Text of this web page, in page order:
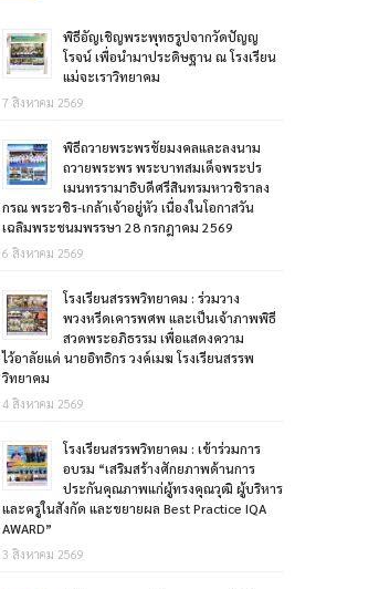
พิธีอัญเชิญพระพุทธรูปจากวัดปัญญ
โรจน์ เพื่อนำมาประดิษฐาน ณ โรงเรียน
แม่จะเราวิทยาคม
7 สิงหาคม 2569
พิธีถวายพระพรชัยมงคลและลงนาม
ถวายพระพร พระบาทสมเด็จพระปร
เมนทรรามาธิบดีศรีสินทรมหาวชิราลง
กรณ พระวชิร-เกล้าเจ้าอยู่หัว เนื่องในโอกาสวัน
เฉลิมพระชนมพรรษา 28 กรกฎาคม 2569
6 สิงหาคม 2569
โรงเรียนสรรพวิทยาคม : ร่วมวาง
พวงหรีดเคารพศพ และเป็นเจ้าภาพพิธี
สวดพระอภิธรรม เพื่อแสดงความ
ไว้อาลัยแด่ นายอิทธิกร วงค์เมฆ โรงเรียนสรรพ
วิทยาคม
4 สิงหาคม 2569
โรงเรียนสรรพวิทยาคม : เข้าร่วมการ
อบรม “เสริมสร้างศักยภาพด้านการ
ประกันคุณภาพแก่ผู้ทรงคุณวุฒิ ผู้บริหาร
และครูในสังกัด และขยายผล Best Practice IQA
AWARD”
3 สิงหาคม 2569